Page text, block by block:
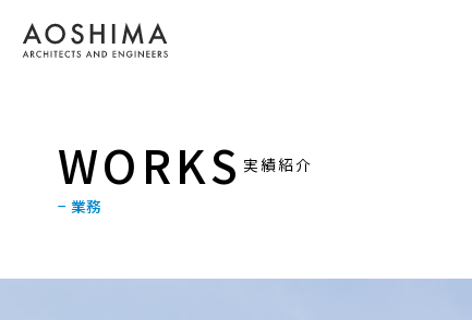
WORKS 実績紹介
− 業務